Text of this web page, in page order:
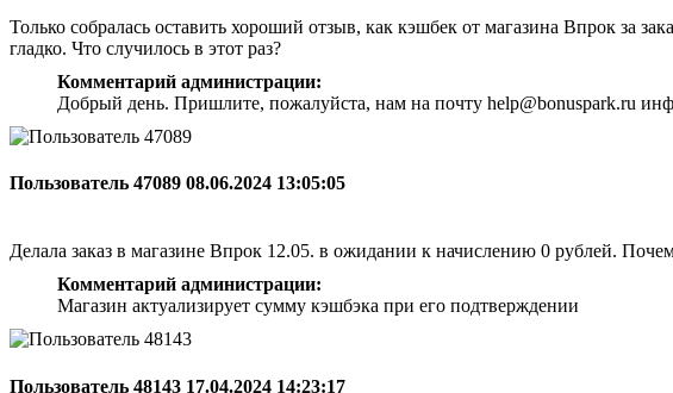
Только собралась оставить хороший отзыв, как кэшбек от магазина Впрок за
гладко. Что случилось в этот раз?
Комментарий администрации:
Добрый день. Пришлите, пожалуйста, нам на почту help@bonuspark.ru
Пользователь 47089 08.06.2024 13:05:05
Делала заказ в магазине Впрок 12.05. в ожидании к начислению 0 рублей.
Комментарий администрации:
Магазин актуализирует сумму кэшбэка при его подтверждении
Пользователь 48143 17.04.2024 14:23:17